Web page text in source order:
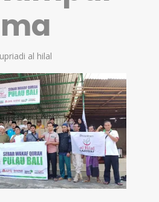
al hilal